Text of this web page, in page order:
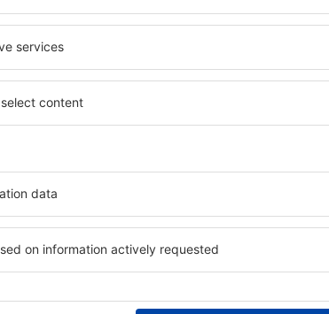
van onze nieuwsbrief
meer voor minder
voor goedkope vluchten,
voordat anderen ze zien.
de allerbeste deals, aanbevolen door